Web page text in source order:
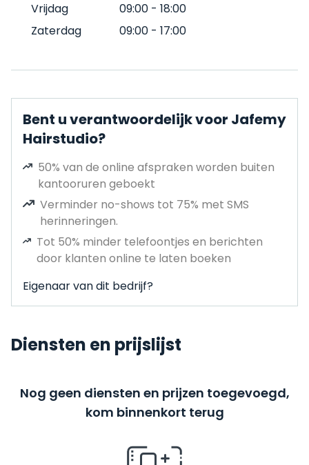
Vrijdag
09:00 - 18:00
Zaterdag
09:00 - 17:00
Bent u verantwoordelijk voor Jafemy
Hairstudio?
50% van de online afspraken worden buiten
kantooruren geboekt
Verminder no-shows tot 75% met SMS
herinneringen.
Tot 50% minder telefoontjes en berichten
door klanten online te laten boeken
Eigenaar van dit bedrijf?
Diensten en prijslijst
Nog geen diensten en prijzen toegevoegd,
kom binnenkort terug